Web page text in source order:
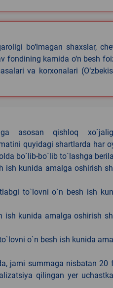
bo‘lmagan shaxslar,
fondining kamida o‘n besh
va korxonalari
asosan qishloq
quyidagi shartlarda har
bo`lib-bo`lib to`lashga
ish kunida amalga oshirish
to`lovni o`n besh ish
ish kunida amalga oshirish
o`n besh ish kunida
jami summaga nisbatan 20
qilingan yer